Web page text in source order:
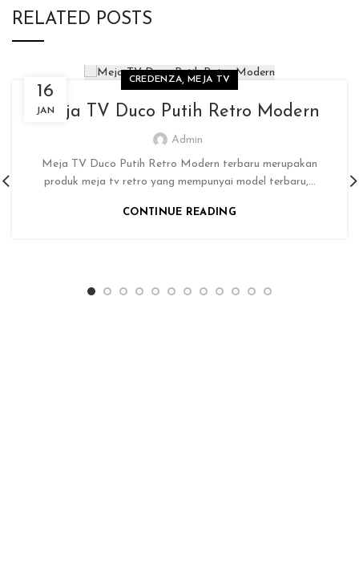
RELATED POSTS
16
JAN
CREDENZA,MEJA TV
Meja TV Duco Putih Retro Modern
Admin
Meja TV Duco Putih Retro Modern terbaru merupakan
produk meja tv retro yang mempunyai model terbaru,...
CONTINUE READING